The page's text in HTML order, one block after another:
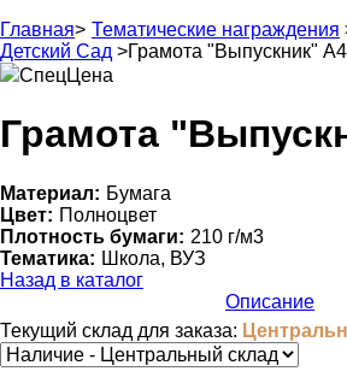
Главная> Тематические награждения
Детский Сад >Грамота "Выпускник" А4
СпецЦена
Грамота
Материал: Бумага
Цвет: Полноцвет
Плотность бумаги: 210 г/м3
Тематика: Школа, ВУЗ
Назад в каталог
Описание
Текущий склад для заказа: